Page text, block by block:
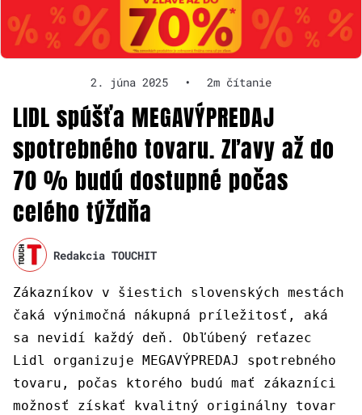
2. júna 2025 • 2m čítanie
LIDL spúšťa MEGAVÝPREDAJ
spotrebného tovaru. Zľavy až do
70 % budú dostupné počas
celého týždňa
Redakcia TOUCHIT
Zákazníkov v šiestich slovenských mestách
čaká výnimočná nákupná príležitosť, aká
sa nevidí každý deň. Obľúbený reťazec
Lidl organizuje MEGAVÝPREDAJ spotrebného
tovaru, počas ktorého budú mať zákazníci
možnosť získať kvalitný originálny tovar